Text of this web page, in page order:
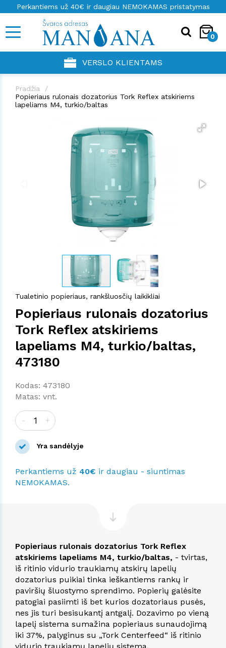
Perkantiems už 40€ ir daugiau NEMOKAMAS pristatymas
0
VERSLO KLIENTAMS
Pradžia
Popieriaus rulonais dozatorius Tork Reflex atskiriems
lapeliams M4, turkio/baltas
Tualetinio popieriaus, rankšluosčių laikikliai
Popieriaus rulonais dozatorius
Tork Reflex atskiriems
lapeliams M4, turkio/baltas,
473180
Kodas: 473180
Matas: vnt.
- +
Yra sandėlyje
Perkantiems už 40€ ir daugiau - siuntimas
NEMOKAMAS.
Popieriaus rulonais dozatorius Tork Reflex
atskiriems lapeliams M4, turkio/baltas, - tvirtas,
iš ritinio vidurio traukiamų atskirų lapelių
dozatorius puikiai tinka ieškantiems rankų ir
paviršių šluostymo sprendimo. Popierių galėsite
patogiai pasiimti iš bet kurios dozatoriaus pusės,
nes jis turi besisukantį antgalį. Dozavimo po vieną
lapelį sistema sumažina popieriaus sunaudojimą
iki 37%, palyginus su „Tork Centerfeed“ iš ritinio